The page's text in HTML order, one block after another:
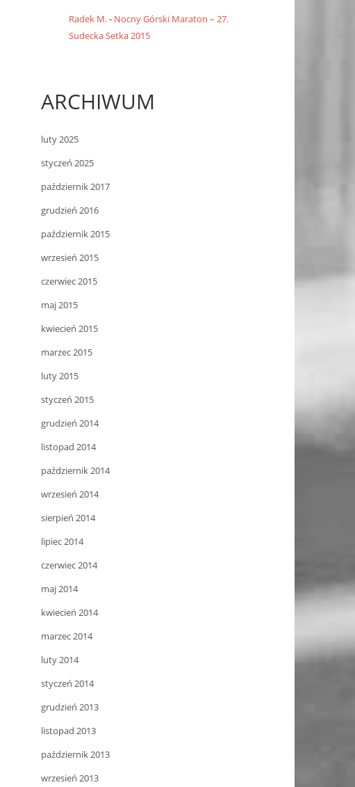
Radek M.- Nocny Górski Maraton – 27.
Sudecka Setka 2015
ARCHIWUM
luty 2025
styczeń 2025
październik 2017
grudzień 2016
październik 2015
wrzesień 2015
czerwiec 2015
maj 2015
kwiecień 2015
marzec 2015
luty 2015
styczeń 2015
grudzień 2014
listopad 2014
październik 2014
wrzesień 2014
sierpień 2014
lipiec 2014
czerwiec 2014
maj 2014
kwiecień 2014
marzec 2014
luty 2014
styczeń 2014
grudzień 2013
listopad 2013
październik 2013
wrzesień 2013